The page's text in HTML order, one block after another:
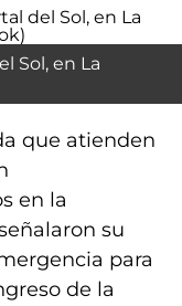
Sol, en La
que atienden
en la
su
para
de la